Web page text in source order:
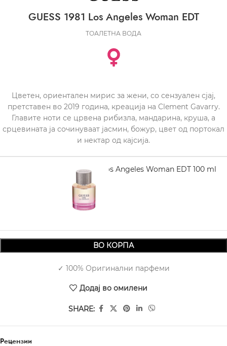
GUESS 1981 Los Angeles Woman EDT
ТОАЛЕТНА ВОДА
Цветен, ориентален мирис за жени, со сензуален сјај,
претставен во 2019 година, креација на Clement Gavarry.
Главите ноти се црвена рибизла, мандарина, круша, а
срцевината ја сочинуваат јасмин, божур, цвет од портокал
и нектар од кајсија.
GUESS 1981 Los Angeles Woman EDT 100 ml
1.950,00
ВО КОРПА
✓ 100% Оригинални парфеми
Додај во омилени
SHARE:
Рецензии